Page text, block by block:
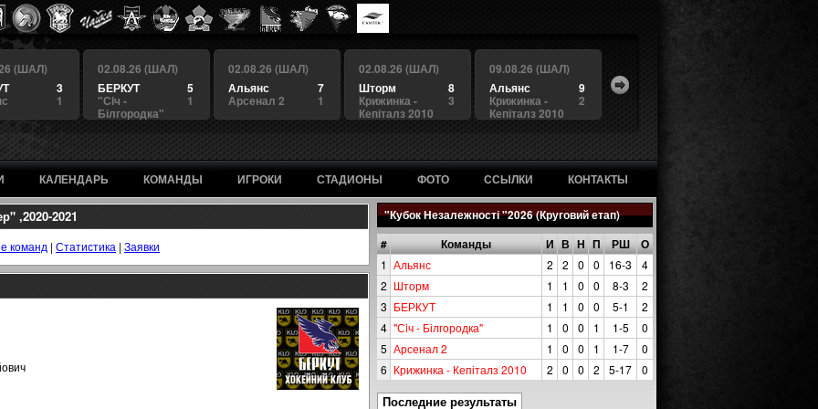
(ШАЛ)
3
1
02.08.26 (ШАЛ)
5
БЕРКУТ
1
"Сiч -
Білгородка"
02.08.26 (ШАЛ)
7
Альянс
1
Арсенал 2
02.08.26 (ШАЛ)
8
Шторм
3
Крижинка -
Кепіталз 2010
09.08.26 (ШАЛ)
9
Альянс
2
Крижинка -
Кепіталз 2010
КАЛЕНДАРЬ КОМАНДЫ ИГРОКИ СТАДИОНЫ ФОТО ССЫЛКИ КОНТАКТЫ
"Кубок Незалежності "2026 (Круговий етап)
# Команды И В Н П РШ О
1 Альянс 2 2 0 0 16-3
4
2 Шторм 1 1 0 0 8-3
2
3 БЕРКУТ 1 1 0 0 5-1
2
4 "Сiч - Білгородка" 1 0 0 1 1-5
0
5 Арсенал 2 1 0 0 1 1-7
0
6 Крижинка - Кепіталз 2010 2 0 0 2 5-17 0
Последние результаты
,2020-2021
команд | Статистика | Заявки